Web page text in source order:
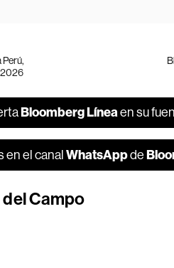
Perú,
2026
Bloomberg Líneaen su
en el canal WhatsAppde
Campo